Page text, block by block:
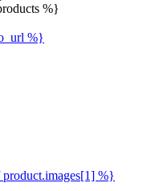
%}
%}
%}